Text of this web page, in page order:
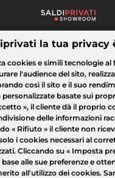
Moda Casa Bellezza
la tua privacy
cookies e simili tecnologie al
l'audience del sito,
così il sito e il suo
basate sui
», il cliente dà il proprio
delle informazioni
« Rifiuto » il cliente non
i cookies necessari al
Cliccando su « Imposta
alle sue preferenze e
all'utilizzo dei cookies.